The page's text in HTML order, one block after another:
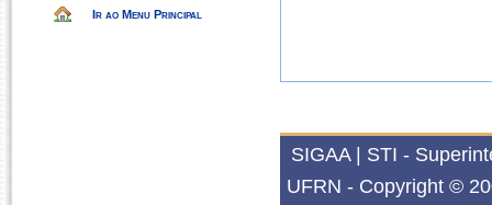
Ir ao Menu Principal
SIGAA | STI -
UFRN - Copyright ©